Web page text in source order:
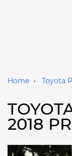
Home Toyota
2018